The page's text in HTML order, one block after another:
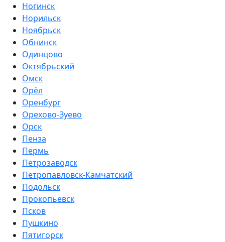
Ногинск
Норильск
Ноябрьск
Обнинск
Одинцово
Октябрьский
Омск
Орёл
Оренбург
Орехово-Зуево
Орск
Пенза
Пермь
Петрозаводск
Петропавловск-Камчатский
Подольск
Прокопьевск
Псков
Пушкино
Пятигорск